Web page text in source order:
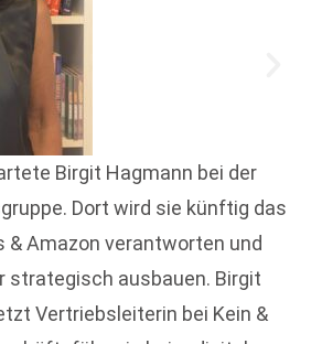
Birgit Hagmann bei der
Dort wird sie künftig das
& Amazon verantworten und
strategisch ausbauen. Birgit
Vertriebsleiterin bei Kein &